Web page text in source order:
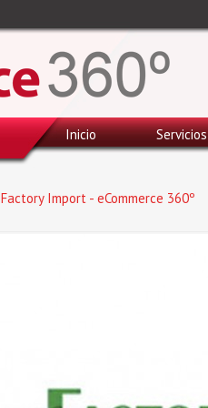
Inicio Servicios
Factory Import - eCommerce 360º